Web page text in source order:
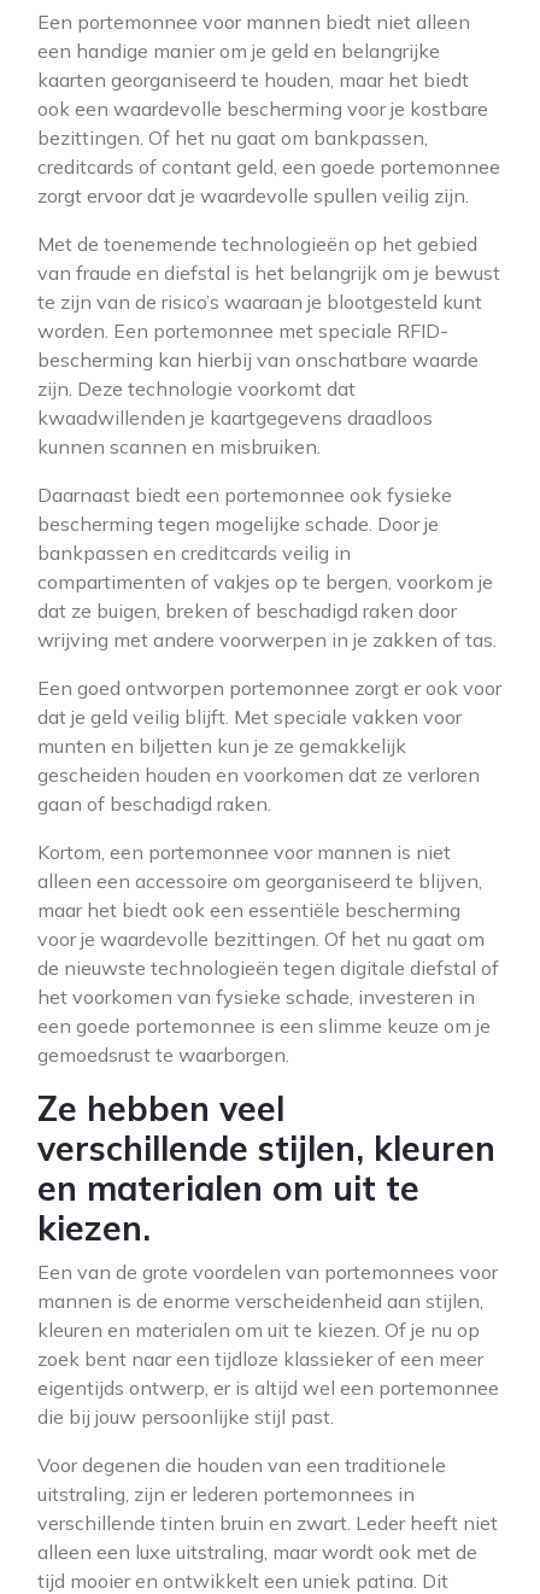
Een portemonnee voor mannen biedt niet alleen
een handige manier om je geld en belangrijke
kaarten georganiseerd te houden, maar het biedt
ook een waardevolle bescherming voor je kostbare
bezittingen. Of het nu gaat om bankpassen,
creditcards of contant geld, een goede portemonnee
zorgt ervoor dat je waardevolle spullen veilig zijn.
Met de toenemende technologieën op het gebied
van fraude en diefstal is het belangrijk om je bewust
te zijn van de risico’s waaraan je blootgesteld kunt
worden. Een portemonnee met speciale RFID-
bescherming kan hierbij van onschatbare waarde
zijn. Deze technologie voorkomt dat
kwaadwillenden je kaartgegevens draadloos
kunnen scannen en misbruiken.
Daarnaast biedt een portemonnee ook fysieke
bescherming tegen mogelijke schade. Door je
bankpassen en creditcards veilig in
compartimenten of vakjes op te bergen, voorkom je
dat ze buigen, breken of beschadigd raken door
wrijving met andere voorwerpen in je zakken of tas.
Een goed ontworpen portemonnee zorgt er ook voor
dat je geld veilig blijft. Met speciale vakken voor
munten en biljetten kun je ze gemakkelijk
gescheiden houden en voorkomen dat ze verloren
gaan of beschadigd raken.
Kortom, een portemonnee voor mannen is niet
alleen een accessoire om georganiseerd te blijven,
maar het biedt ook een essentiële bescherming
voor je waardevolle bezittingen. Of het nu gaat om
de nieuwste technologieën tegen digitale diefstal of
het voorkomen van fysieke schade, investeren in
een goede portemonnee is een slimme keuze om je
gemoedsrust te waarborgen.
Ze hebben veel
verschillende stijlen, kleuren
en materialen om uit te
kiezen.
Een van de grote voordelen van portemonnees voor
mannen is de enorme verscheidenheid aan stijlen,
kleuren en materialen om uit te kiezen. Of je nu op
zoek bent naar een tijdloze klassieker of een meer
eigentijds ontwerp, er is altijd wel een portemonnee
die bij jouw persoonlijke stijl past.
Voor degenen die houden van een traditionele
uitstraling, zijn er lederen portemonnees in
verschillende tinten bruin en zwart. Leder heeft niet
alleen een luxe uitstraling, maar wordt ook met de
tijd mooier en ontwikkelt een uniek patina. Dit